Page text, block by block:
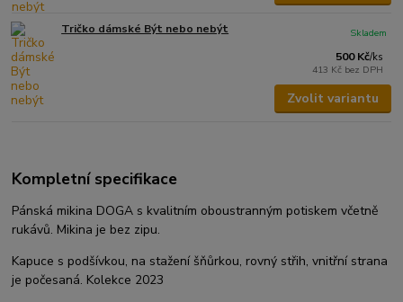
Tričko dámské Být nebo nebýt
500 Kč/ks
413 Kč bez DPH
Skladem
Zvolit variantu
Kompletní specifikace
Pánská mikina DOGA s kvalitním oboustranným potiskem včetně
rukávů. Mikina je bez zipu.
Kapuce s podšívkou, na stažení šňůrkou, rovný střih, vnitřní strana
je počesaná. Kolekce 2023